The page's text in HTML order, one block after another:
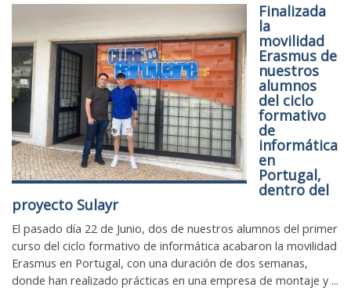
Finalizada
la
movilidad
Erasmus de
nuestros
alumnos
del ciclo
formativo
de
informática
en
Portugal,
dentro del
proyecto Sulayr
El pasado día 22 de Junio, dos de nuestros alumnos del primer
curso del ciclo formativo de informática acabaron la movilidad
Erasmus en Portugal, con una duración de dos semanas,
donde han realizado prácticas en una empresa de montaje y ...